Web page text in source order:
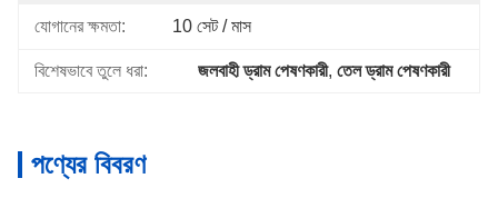
যোগানের ক্ষমতা: 10 সেট / মাস
বিশেষভাবে তুলে ধরা: জলবাহী ড্রাম পেষণকারী, তেল ড্রাম পেষণকারী
পণ্যের বিবরণ